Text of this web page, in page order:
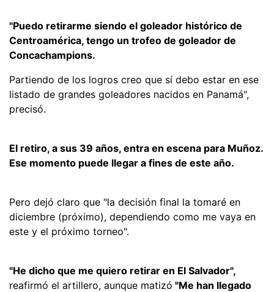
"Puedo retirarme siendo el goleador histórico de
Centroamérica, tengo un trofeo de goleador de
Concachampions.
Partiendo de los logros creo que sí debo estar en ese
listado de grandes goleadores nacidos en Panamá",
precisó.
El retiro, a sus 39 años, entra en escena para Muñoz.
Ese momento puede llegar a fines de este año.
Pero dejó claro que "la decisión final la tomaré en
diciembre (próximo), dependiendo como me vaya en
este y el próximo torneo".
"He dicho que me quiero retirar en El Salvador",
reafirmó el artillero, aunque matizó "Me han llegado